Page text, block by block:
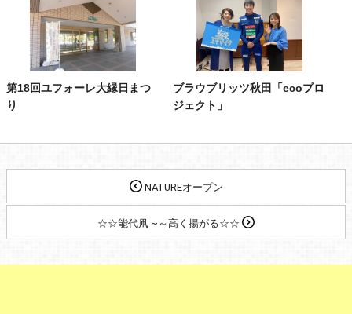
第18回ユフォーレ大縁日まつ
り
ブラウブリッツ秋田「ecoプロ
ジェクト」
NATUREオープン
☆☆能代凧 ~～高く揚がる☆☆